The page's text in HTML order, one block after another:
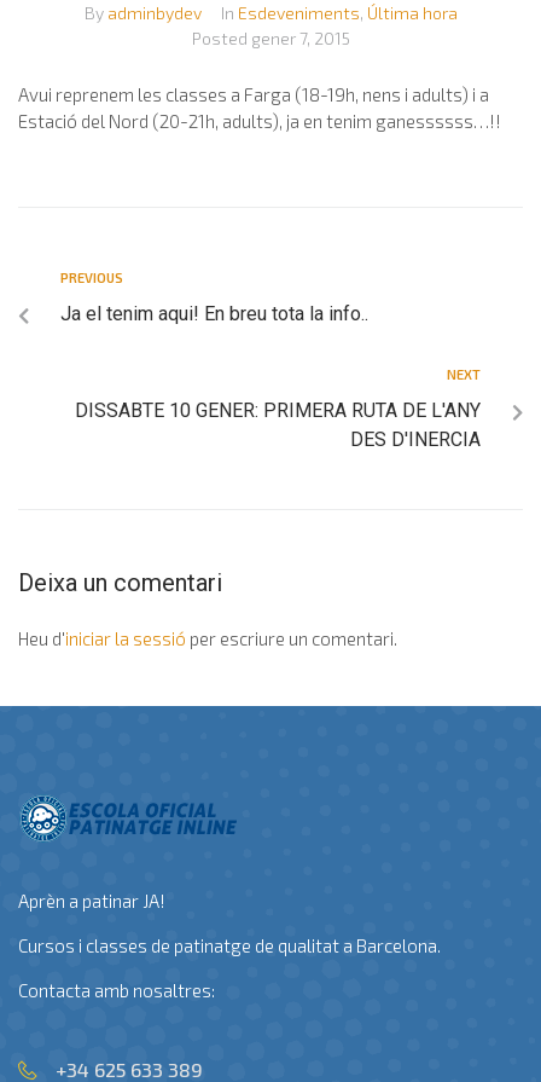
By adminbydev In Esdeveniments, Última hora
Posted gener 7, 2015
Avui reprenem les classes a Farga (18-19h, nens i adults) i a
Estació del Nord (20-21h, adults), ja en tenim ganessssss…!!
PREVIOUS
Ja el tenim aqui! En breu tota la info..
NEXT
DISSABTE 10 GENER: PRIMERA RUTA DE L'ANY
DES D'INERCIA
Deixa un comentari
Heu d'iniciar la sessió per escriure un comentari.
Aprèn a patinar JA!
Cursos i classes de patinatge de qualitat a Barcelona.
Contacta amb nosaltres:
+34 625 633 389